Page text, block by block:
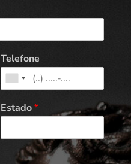
Telefone
Estado*